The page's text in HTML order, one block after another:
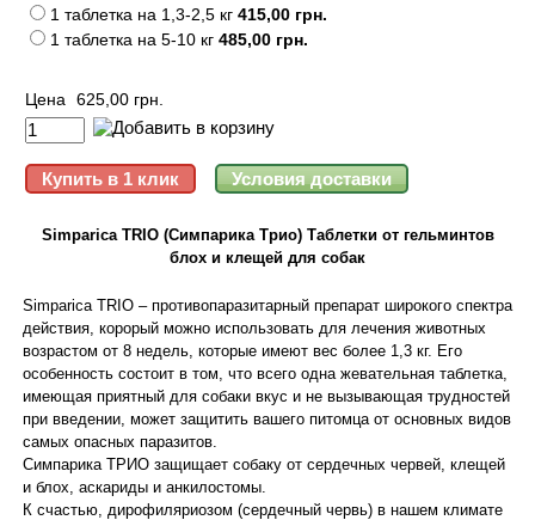
1 таблетка на 1,3-2,5 кг 415,00 грн.
1 таблетка на 5-10 кг 485,00 грн.
Цена 625,00 грн.
Simparica TRIO (Симпарика Трио) Таблетки от гельминтов
блох и клещей для собак
Simparica TRIO – противопаразитарный препарат широкого спектра
действия, корорый можно использовать для лечения животных
возрастом от 8 недель, которые имеют вес более 1,3 кг. Его
особенность состоит в том, что всего одна жевательная таблетка,
имеющая приятный для собаки вкус и не вызывающая трудностей
при введении, может защитить вашего питомца от основных видов
самых опасных паразитов.
Симпарика ТРИО защищает собаку от сердечных червей, клещей
и блох, аскариды и анкилостомы.
К счастью, дирофиляриозом (сердечный червь) в нашем климате